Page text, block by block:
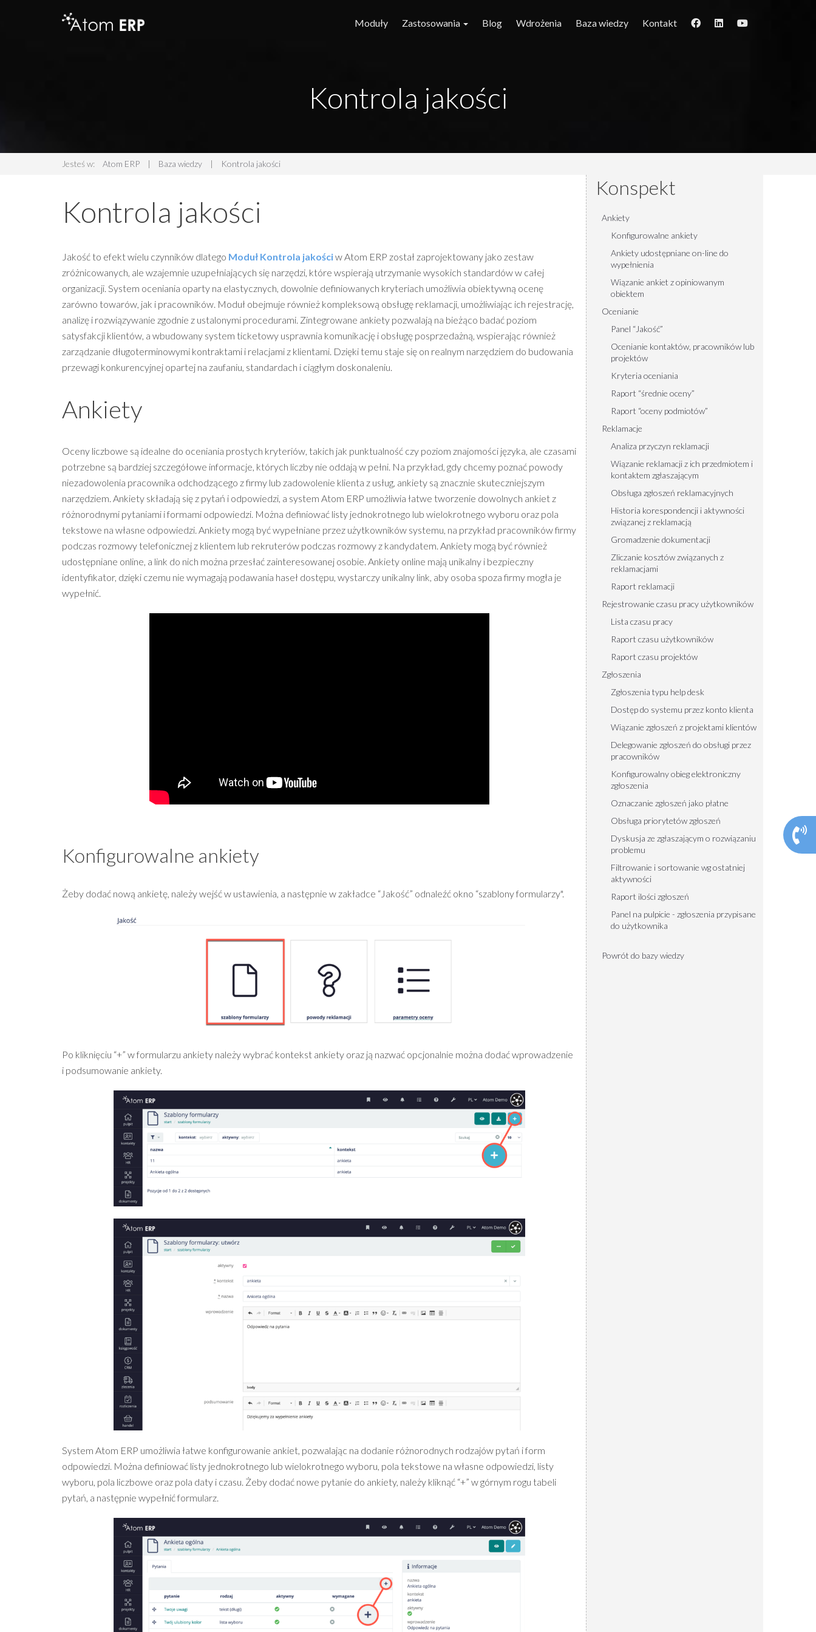
Moduły Zastosowania Blog Wdrożenia Baza wiedzy Kontakt
Kontrola jakości
Jesteś w: Atom ERP | Baza wiedzy | Kontrola jakości
Kontrola jakości
Jakość to efekt wielu czynników dlatego Moduł Kontrola jakościw Atom ERP został zaprojektowany jako zestaw
zróżnicowanych, ale wzajemnie uzupełniających się narzędzi, które wspierają utrzymanie wysokich standardów w całej
organizacji. System oceniania oparty na elastycznych, dowolnie definiowanych kryteriach umożliwia obiektywną ocenę
zarówno towarów, jak i pracowników. Moduł obejmuje również kompleksową obsługę reklamacji, umożliwiając ich rejestrację,
analizę i rozwiązywanie zgodnie z ustalonymi procedurami. Zintegrowane ankiety pozwalają na bieżąco badać poziom
satysfakcji klientów, a wbudowany system ticketowy usprawnia komunikację i obsługę posprzedażną, wspierając również
zarządzanie długoterminowymi kontraktami i relacjami z klientami. Dzięki temu staje się on realnym narzędziem do budowania
przewagi konkurencyjnej opartej na zaufaniu, standardach i ciągłym doskonaleniu.
Ankiety
Oceny liczbowe są idealne do oceniania prostych kryteriów, takich jak punktualność czy poziom znajomości języka, ale czasami
potrzebne są bardziej szczegółowe informacje, których liczby nie oddają w pełni. Na przykład, gdy chcemy poznać powody
niezadowolenia pracownika odchodzącego z firmy lub zadowolenie klienta z usług, ankiety są znacznie skuteczniejszym
narzędziem. Ankiety składają się z pytań i odpowiedzi, a system Atom ERP umożliwia łatwe tworzenie dowolnych ankiet z
różnorodnymi pytaniami i formami odpowiedzi. Można definiować listy jednokrotnego lub wielokrotnego wyboru oraz pola
tekstowe na własne odpowiedzi. Ankiety mogą być wypełniane przez użytkowników systemu, na przykład pracowników firmy
podczas rozmowy telefonicznej z klientem lub rekruterów podczas rozmowy z kandydatem. Ankiety mogą być również
udostępniane online, a link do nich można przesłać zainteresowanej osobie. Ankiety online mają unikalny i bezpieczny
identyfikator, dzięki czemu nie wymagają podawania haseł dostępu, wystarczy unikalny link, aby osoba spoza firmy mogła je
wypełnić.
Konfigurowalne ankiety
Żeby dodać nową ankietę, należy wejść w ustawienia, a następnie w zakładce “Jakość” odnaleźć okno “szablony formularzy".
Po kliknięciu “+” w formularzu ankiety należy wybrać kontekst ankiety oraz ją nazwać opcjonalnie można dodać wprowadzenie
i podsumowanie ankiety.
System Atom ERP umożliwia łatwe konfigurowanie ankiet, pozwalając na dodanie różnorodnych rodzajów pytań i form
odpowiedzi. Można definiować listy jednokrotnego lub wielokrotnego wyboru, pola tekstowe na własne odpowiedzi, listy
wyboru, pola liczbowe oraz pola daty i czasu. Żeby dodać nowe pytanie do ankiety, należy kliknąć “+” w górnym rogu tabeli
pytań, a następnie wypełnić formularz.
Konspekt
Ankiety
Konfigurowalne ankiety
Ankiety udostępniane on-line do
wypełnienia
Wiązanie ankiet z opiniowanym
obiektem
Ocenianie
Panel “Jakość”
Ocenianie kontaktów, pracowników lub
projektów
Kryteria oceniania
Raport “średnie oceny”
Raport “oceny podmiotów”
Reklamacje
Analiza przyczyn reklamacji
Wiązanie reklamacji z ich przedmiotem i
kontaktem zgłaszającym
Obsługa zgłoszeń reklamacyjnych
Historia korespondencji i aktywności
związanej z reklamacją
Gromadzenie dokumentacji
Zliczanie kosztów związanych z
reklamacjami
Raport reklamacji
Rejestrowanie czasu pracy użytkowników
Lista czasu pracy
Raport czasu użytkowników
Raport czasu projektów
Zgłoszenia
Zgłoszenia typu help desk
Dostęp do systemu przez konto klienta
Wiązanie zgłoszeń z projektami klientów
Delegowanie zgłoszeń do obsługi przez
pracowników
Konfigurowalny obieg elektroniczny
zgłoszenia
Oznaczanie zgłoszeń jako płatne
Obsługa priorytetów zgłoszeń
Dyskusja ze zgłaszającym o rozwiązaniu
problemu
Filtrowanie i sortowanie wg ostatniej
aktywności
Raport ilości zgłoszeń
Panel na pulpicie - zgłoszenia przypisane
do użytkownika
Powrót do bazy wiedzy